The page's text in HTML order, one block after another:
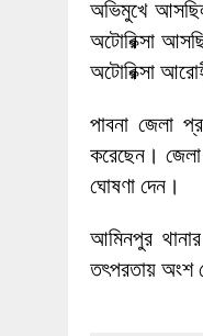
অভিমুখে
অটোরিক্সা
অটোরিক্সা
পাবনা জেলা
করেছেন।
ঘোষণা দেন।
আমিনপুর
তৎপরতায় অংশ